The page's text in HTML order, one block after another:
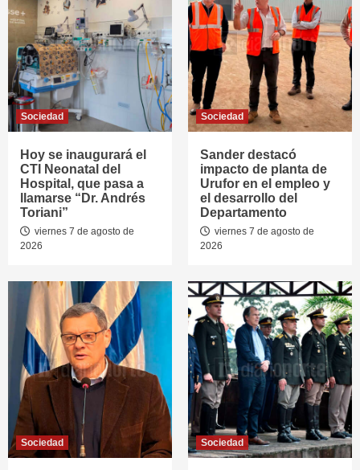
Sociedad
Hoy se inaugurará el
CTI Neonatal del
Hospital, que pasa a
llamarse “Dr. Andrés
Toriani”
viernes 7 de agosto de
2026
Sociedad
Sander destacó
impacto de planta de
Urufor en el empleo y
el desarrollo del
Departamento
viernes 7 de agosto de
2026
Sociedad Sociedad